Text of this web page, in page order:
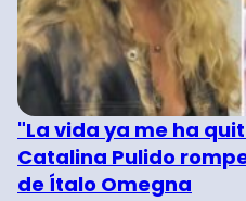
"La vida ya me ha
Catalina Pulido
de Ítalo Omegna